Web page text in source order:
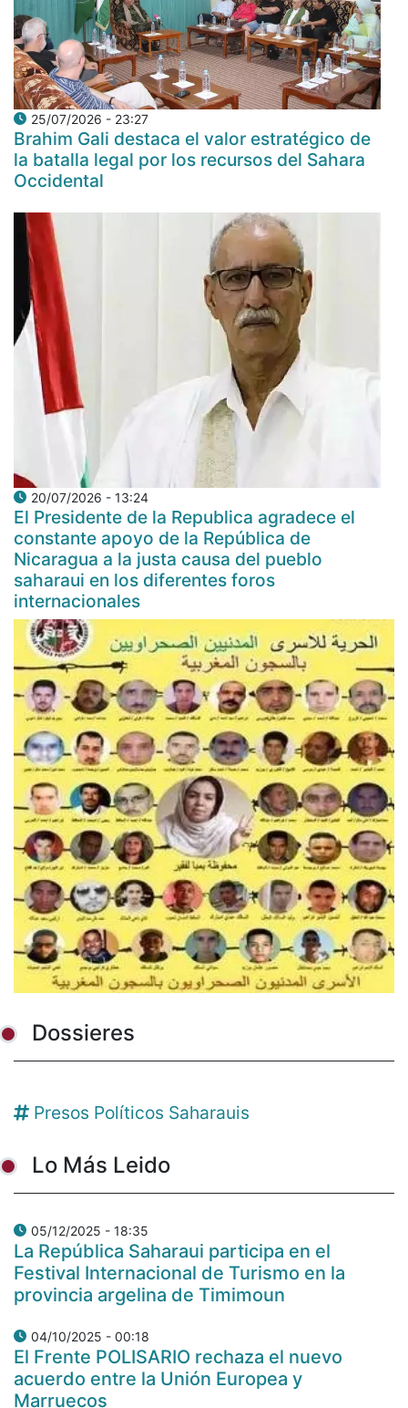
25/07/2026 - 23:27
Brahim Gali destaca el valor estratégico de
la batalla legal por los recursos del Sahara
Occidental
20/07/2026 - 13:24
El Presidente de la Republica agradece el
constante apoyo de la República de
Nicaragua a la justa causa del pueblo
saharaui en los diferentes foros
internacionales
Dossieres
Presos Políticos Saharauis
Lo Más Leido
05/12/2025 - 18:35
La República Saharaui participa en el
Festival Internacional de Turismo en la
provincia argelina de Timimoun
04/10/2025 - 00:18
El Frente POLISARIO rechaza el nuevo
acuerdo entre la Unión Europea y
Marruecos